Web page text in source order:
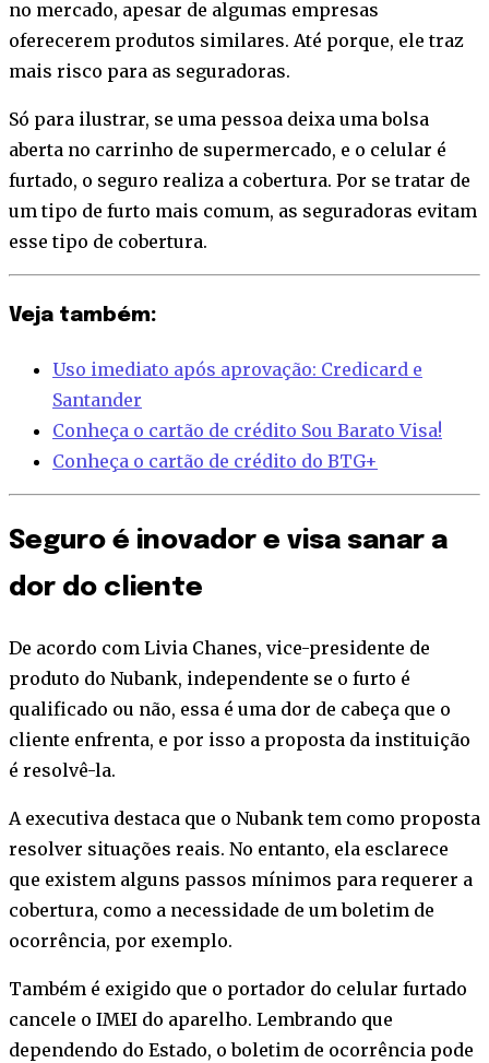
no mercado, apesar de algumas empresas
oferecerem produtos similares. Até porque, ele traz
mais risco para as seguradoras.
Só para ilustrar, se uma pessoa deixa uma bolsa
aberta no carrinho de supermercado, e o celular é
furtado, o seguro realiza a cobertura. Por se tratar de
um tipo de furto mais comum, as seguradoras evitam
esse tipo de cobertura.
Veja também:
Uso imediato após aprovação: Credicard e
Santander
Conheça o cartão de crédito Sou Barato Visa!
Conheça o cartão de crédito do BTG+
Seguro é inovador e visa sanar a
dor do cliente
De acordo com Livia Chanes, vice-presidente de
produto do Nubank, independente se o furto é
qualificado ou não, essa é uma dor de cabeça que o
cliente enfrenta, e por isso a proposta da instituição
é resolvê-la.
A executiva destaca que o Nubank tem como proposta
resolver situações reais. No entanto, ela esclarece
que existem alguns passos mínimos para requerer a
cobertura, como a necessidade de um boletim de
ocorrência, por exemplo.
Também é exigido que o portador do celular furtado
cancele o IMEI do aparelho. Lembrando que
dependendo do Estado, o boletim de ocorrência pode